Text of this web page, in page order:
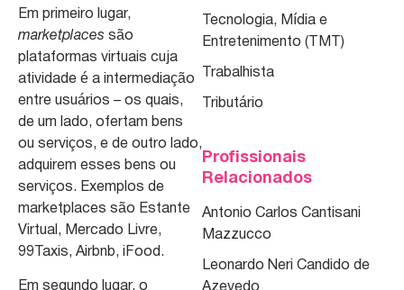
Em primeiro lugar,
marketplaces são
plataformas virtuais cuja
atividade é a intermediação
entre usuários – os quais,
de um lado, ofertam bens
ou serviços, e de outro lado,
adquirem esses bens ou
serviços. Exemplos de
marketplaces são Estante
Virtual, Mercado Livre,
99Taxis, Airbnb, iFood.
Em segundo lugar, o
Tecnologia, Mídia e
Entretenimento (TMT)
Trabalhista
Tributário
Profissionais
Relacionados
Antonio Carlos Cantisani
Mazzucco
Leonardo Neri Candido de